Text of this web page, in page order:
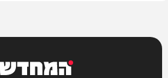
המחדש